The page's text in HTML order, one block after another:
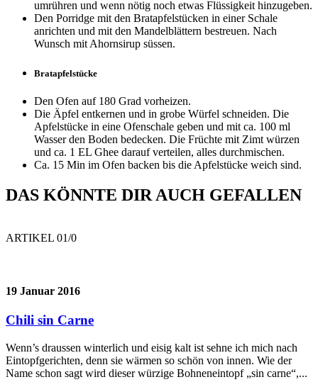
umrühren und wenn nötig noch etwas Flüssigkeit hinzugeben.
Den Porridge mit den Bratapfelstücken in einer Schale
anrichten und mit den Mandelblättern bestreuen. Nach
Wunsch mit Ahornsirup süssen.
Bratapfelstücke
Den Ofen auf 180 Grad vorheizen.
Die Äpfel entkernen und in grobe Würfel schneiden. Die
Apfelstücke in eine Ofenschale geben und mit ca. 100 ml
Wasser den Boden bedecken. Die Früchte mit Zimt würzen
und ca. 1 EL Ghee darauf verteilen, alles durchmischen.
Ca. 15 Min im Ofen backen bis die Apfelstücke weich sind.
DAS KÖNNTE DIR AUCH GEFALLEN
ARTIKEL 01/0
19 Januar 2016
Chili sin Carne
Wenn’s draussen winterlich und eisig kalt ist sehne ich mich nach
Eintopfgerichten, denn sie wärmen so schön von innen. Wie der
Name schon sagt wird dieser würzige Bohneneintopf „sin carne“,...